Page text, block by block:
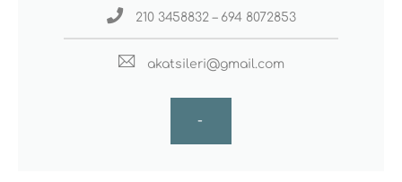
210 3458832 – 694 8072853
akatsileri@gmail.com
-